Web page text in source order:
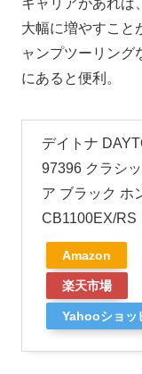
キャリアがあれば
大幅に増やすこと
ャンプツーリング
にあると便利。
デイトナ
97396 クラシ
ア ブラック ホ
CB1100EX/RS
Amazon
楽天市場
Yahooショッ